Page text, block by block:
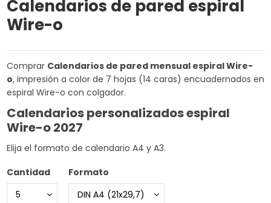
Calendarios de pared espiral
Wire-o
Comprar Calendarios de pared mensual espiral Wire-
o, impresión a color de 7 hojas (14 caras) encuadernados en
espiral Wire-o con colgador.
Calendarios personalizados espiral
Wire-o 2027
Elija el formato de calendario A4 y A3.
Cantidad Formato